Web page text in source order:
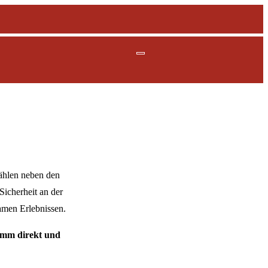
neben den
an der
Erlebnissen.
direkt und